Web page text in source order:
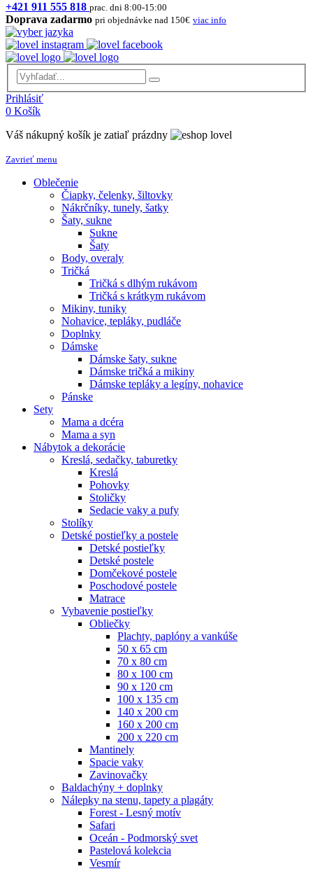
+421 911 555 818 prac. dni 8:00-15:00
Doprava zadarmo pri objednávke nad 150€ viac info
Prihlásiť
0 Košík
Váš nákupný košík je zatiaľ prázdny
Zavrieť menu
Oblečenie
Čiapky, čelenky, šiltovky
Nákrčníky, tunely, šatky
Šaty, sukne
Sukne
Šaty
Body, overaly
Tričká
Tričká s dlhým rukávom
Tričká s krátkym rukávom
Mikiny, tuniky
Nohavice, tepláky, pudláče
Doplnky
Dámske
Dámske šaty, sukne
Dámske tričká a mikiny
Dámske tepláky a legíny, nohavice
Pánske
Sety
Mama a dcéra
Mama a syn
Nábytok a dekorácie
Kreslá, sedačky, taburetky
Kreslá
Pohovky
Stoličky
Sedacie vaky a pufy
Stolíky
Detské postieľky a postele
Detské postieľky
Detské postele
Domčekové postele
Poschodové postele
Matrace
Vybavenie postieľky
Obliečky
Plachty, paplóny a vankúše
50 x 65 cm
70 x 80 cm
80 x 100 cm
90 x 120 cm
100 x 135 cm
140 x 200 cm
160 x 200 cm
200 x 220 cm
Mantinely
Spacie vaky
Zavinovačky
Baldachýny + doplnky
Nálepky na stenu, tapety a plagáty
Forest - Lesný motív
Safari
Oceán - Podmorský svet
Pastelová kolekcia
Vesmír